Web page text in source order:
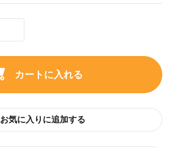
カートに入れる
お気に入りに追加する